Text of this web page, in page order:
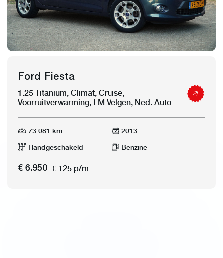
Ford Fiesta
1.25 Titanium, Climat, Cruise,
Voorruitverwarming, LM Velgen, Ned. Auto
73.081 km 2013
Handgeschakeld Benzine
€ 6.950 € 125 p/m